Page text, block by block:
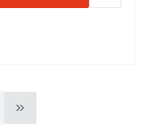
Przejdź do ostatniej